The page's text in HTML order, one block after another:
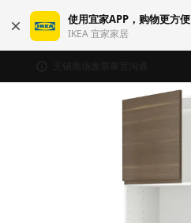
使用宜家APP，购物更方便
IKEA 宜家家居